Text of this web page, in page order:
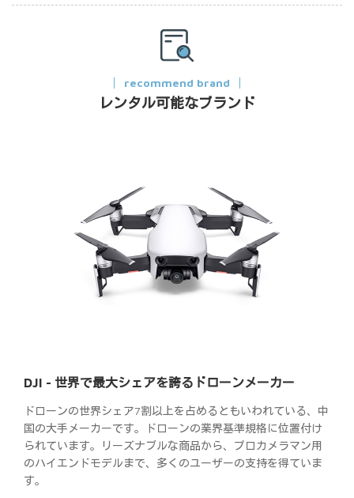
recommend brand
レンタル可能なブランド
DJI - 世界で最大シェアを誇るドローンメーカー
ドローンの世界シェア7割以上を占めるともいわれている、中
国の大手メーカーです。ドローンの業界基準規格に位置付け
られています。リーズナブルな商品から、プロカメラマン用
のハイエンドモデルまで、多くのユーザーの支持を得ていま
す。